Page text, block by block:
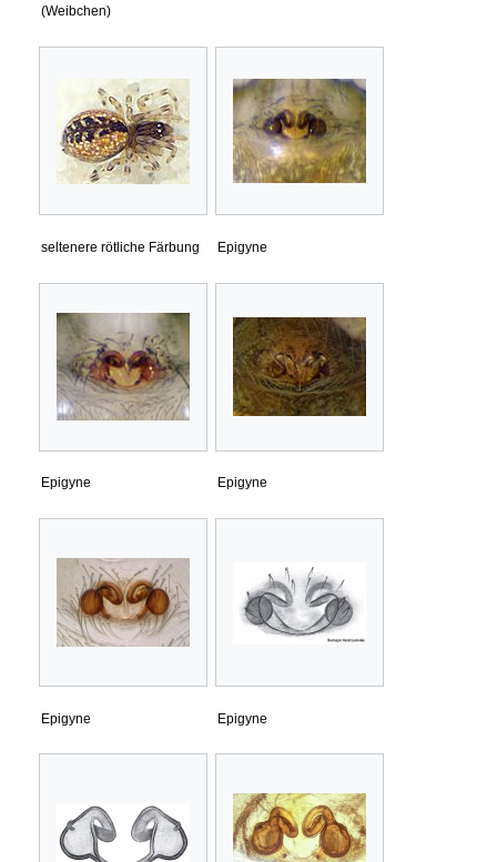
(Weibchen)
seltenere rötliche Färbung Epigyne
Epigyne Epigyne
Epigyne Epigyne